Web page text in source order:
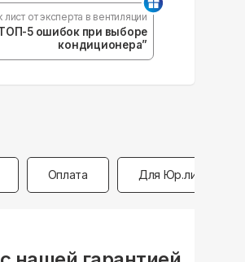
лист от эксперта в вентиляции
5 ошибок при выборе
кондиционера”
Оплата Для Юр.лиц